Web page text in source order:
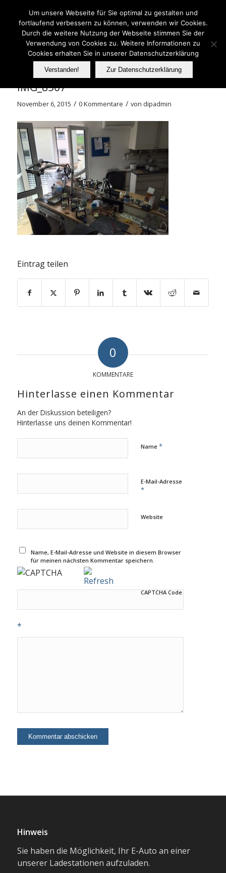
IMG_8507
November 6, 2015 / 0 Kommentare / von dipadmin
Eintrag teilen
0
KOMMENTARE
Hinterlasse einen Kommentar
An der Diskussion beteiligen?
Hinterlasse uns deinen Kommentar!
Name *
E-Mail-Adresse
*
Website
Name, E-Mail-Adresse und Website in diesem Browser
für meinen nächsten Kommentar speichern.
CAPTCHA Code
*
Hinweis
Sie haben die Möglichkeit, Ihr E-Auto an einer
unserer Ladestationen aufzuladen.
Um unsere Webseite für Sie optimal zu gestalten und
fortlaufend verbessern zu können, verwenden wir Cookies.
Durch die weitere Nutzung der Webseite stimmen Sie der
Verwendung von Cookies zu. Weitere Informationen zu
Cookies erhalten Sie in unserer Datenschutzerklärung
Verstanden! Zur Datenschutzerklärung